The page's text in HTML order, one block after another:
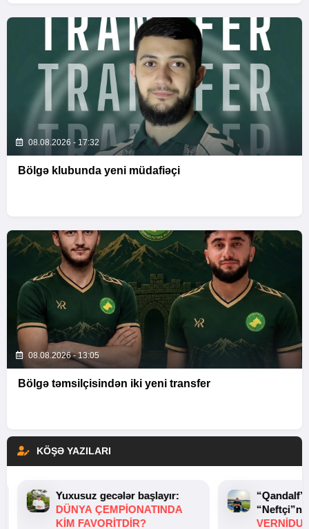
08.08.2026 - 17:32
Bölgə klubunda yeni müdafiəçi
08.08.2026 - 13:05
Bölgə təmsilçisindən iki yeni transfer
KÖŞƏ YAZILARI
Yuxusuz gecələr başlayır:
DÜNYA ÇEMPIONATINDA
KIM FAVORITDIR?